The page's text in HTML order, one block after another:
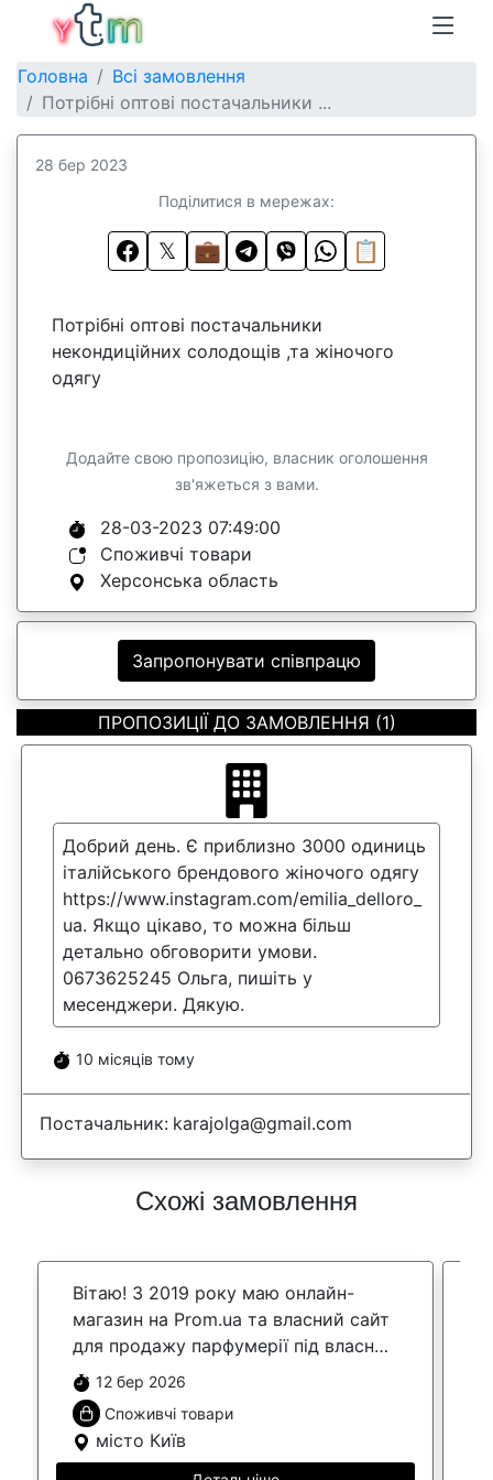
Головна
Всі замовлення
Потрібні оптові постачальники ...
28 бер 2023
Поділитися в мережах:
𝕏 💼 📋
Потрібні оптові постачальники
некондиційних солодощів ,та жіночого
одягу
Додайте свою пропозицію, власник оголошення
зв'яжеться з вами.
28-03-2023 07:49:00
Споживчі товари
Херсонська область
Запропонувати співпрацю
ПРОПОЗИЦІЇ ДО ЗАМОВЛЕННЯ (1)
Добрий день. Є приблизно 3000 одиниць
італійського брендового жіночого одягу
https://www.instagram.com/emilia_delloro_
ua. Якщо цікаво, то можна більш
детально обговорити умови.
0673625245 Ольга, пишіть у
месенджери. Дякую.
10 місяців тому
Постачальник: karajolga@gmail.com
Схожі замовлення
Вітаю! З 2019 року маю онлайн-
магазин на Prom.ua та власний сайт
для продажу парфумерії під власним
брендом. Працюю як ФОП 3 групи
без ПДВ. У зв’язку ...
12 бер 2026
Споживчі товари
місто Київ